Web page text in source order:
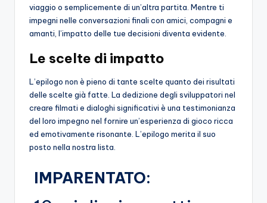
viaggio o semplicemente di un’altra partita. Mentre ti
impegni nelle conversazioni finali con amici, compagni e
amanti, l’impatto delle tue decisioni diventa evidente.
Le scelte di impatto
L’epilogo non è pieno di tante scelte quanto dei risultati
delle scelte già fatte. La dedizione degli sviluppatori nel
creare filmati e dialoghi significativi è una testimonianza
del loro impegno nel fornire un’esperienza di gioco ricca
ed emotivamente risonante. L’epilogo merita il suo
posto nella nostra lista.
IMPARENTATO: